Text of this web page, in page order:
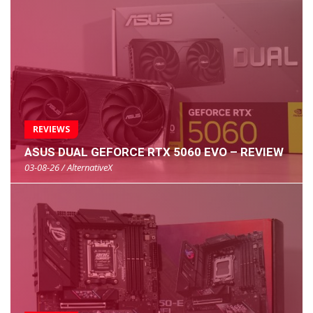
REVIEWS
ASUS DUAL GEFORCE RTX 5060 EVO – REVIEW
03-08-26 / AlternativeX